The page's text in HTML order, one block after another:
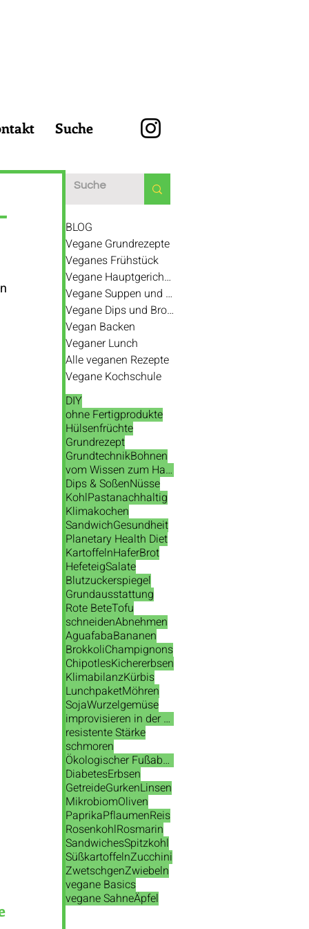
Suche
BLOG
Vegane Grundrezepte
Veganes Frühstück
Vegane Hauptgerichte und Beilagen
Vegane Suppen und Eintöpfe
Vegane Dips und Brotaufstriche
Vegan Backen
Veganer Lunch
Alle veganen Rezepte
Vegane Kochschule
DIY
ohne Fertigprodukte
Hülsenfrüchte
Grundrezept
GrundtechnikBohnen
vom Wissen zum Handeln
Dips & SoßenNüsse
KohlPastanachhaltig
Klimakochen
SandwichGesundheit
Planetary Health Diet
KartoffelnHaferBrot
HefeteigSalate
Blutzuckerspiegel
Grundausstattung
Rote BeteTofu
schneidenAbnehmen
AguafabaBananen
BrokkoliChampignons
ChipotlesKichererbsen
KlimabilanzKürbis
LunchpaketMöhren
SojaWurzelgemüse
improvisieren in der Küche
resistente Stärke
schmoren
Ökologischer Fußabdruck
DiabetesErbsen
GetreideGurkenLinsen
MikrobiomOliven
PaprikaPflaumenReis
RosenkohlRosmarin
SandwichesSpitzkohl
SüßkartoffelnZucchini
ZwetschgenZwiebeln
vegane Basics
vegane SahneÄpfel